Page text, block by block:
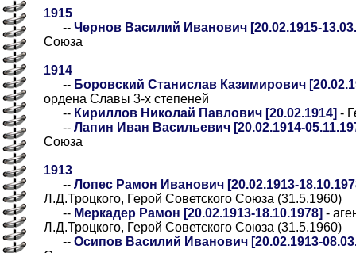
1915
-- Чернов Василий Иванович [20.02.1915-
Союза
1914
-- Боровский Станислав Казимирович
ордена Славы 3-х степеней
-- Кириллов Николай Павлович [20.02.1914] -
-- Лапин Иван Васильевич [20.02.1914-
Союза
1913
-- Лопес Рамон Иванович [20.02.1913-
Л.Д.Троцкого, Герой Советского Союза (31.5.1960)
-- Меркадер Рамон [20.02.1913-18.10.1978] -
Л.Д.Троцкого, Герой Советского Союза (31.5.1960)
-- Осипов Василий Иванович [20.02.1913-